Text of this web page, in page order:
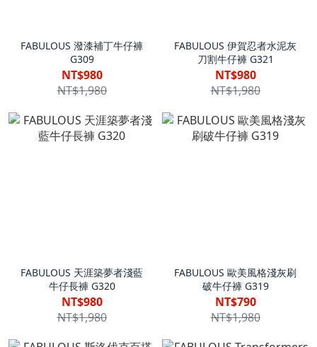
FABULOUS 潑漆補丁牛仔褲
G309
NT$980
NT$1,980
FABULOUS 伊賀忍者水泥灰
刀割牛仔褲 G321
NT$980
NT$1,980
FABULOUS 天涯築夢者淺藍
牛仔長褲 G320
NT$980
NT$1,980
FABULOUS 歐美風格淺灰刷
破牛仔褲 G319
NT$790
NT$1,980